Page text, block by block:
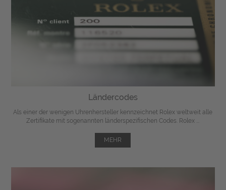
Ländercodes
Als einer der wenigen Uhrenhersteller kennzeichnet Rolex weltweit alle
Zertifikate mit sogenannten länderspezifischen Codes. Rolex ...
MEHR